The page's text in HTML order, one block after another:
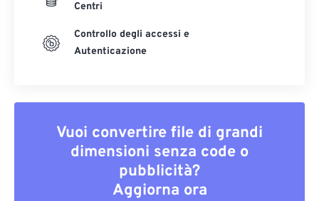
Centri
Controllo degli accessi e
Autenticazione
Vuoi convertire file di grandi
dimensioni senza code o
pubblicità?
Aggiorna ora